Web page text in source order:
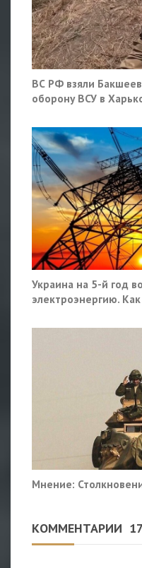
ВС РФ взяли
оборону ВСУ в
Украина на 5-й год
электроэнергию. Как
Мнение:
КОММЕНТАРИИ 17